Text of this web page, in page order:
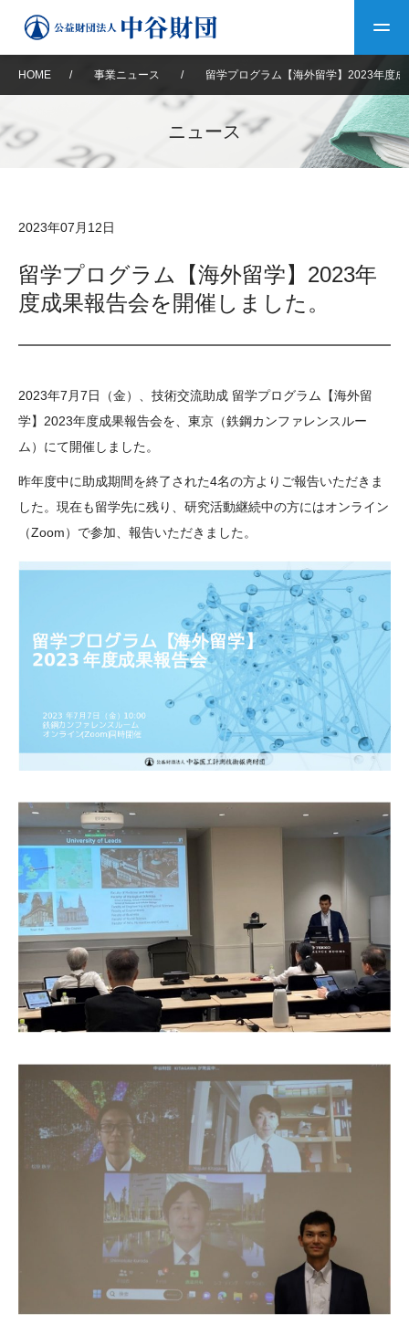
トップ
設立趣意書 財団概要
沿革 40年史デジタルブック
中谷財団40年史
役員・評議員 公開情報
年報一覧 中谷財団レポート
中谷財団事業紹介 中谷賞
神戸賞 長期大型研究助成
大学院生奨学金
国際学生交流プログラ
科学教育振興助成・
次世代理系人材育成プ
ログラム助成
中谷財団動画紹介
基本方針
アクセス
サイトマップ 中谷財団アーカイブ
HOME / 事業ニュース / 留学プログラム【海外留学】2023年度
ニュース
2023年07月12日
留学プログラム【海外留学】2023年
度成果報告会を開催しました。
2023年7月7日（金）、技術交流助成 留学プログラム【海外留
学】2023年度成果報告会を、東京（鉄鋼カンファレンスルー
ム）にて開催しました。
昨年度中に助成期間を終了された4名の方よりご報告いただきま
した。現在も留学先に残り、研究活動継続中の方にはオンライン
（Zoom）で参加、報告いただきました。